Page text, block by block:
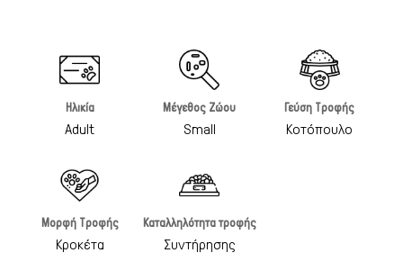
Ηλικία
Adult
Μέγεθος Ζώου
Small
Γεύση Τροφής
Κοτόπουλο
Μορφή Τροφής
Κροκέτα
Καταλληλότητα τροφής
Συντήρησης